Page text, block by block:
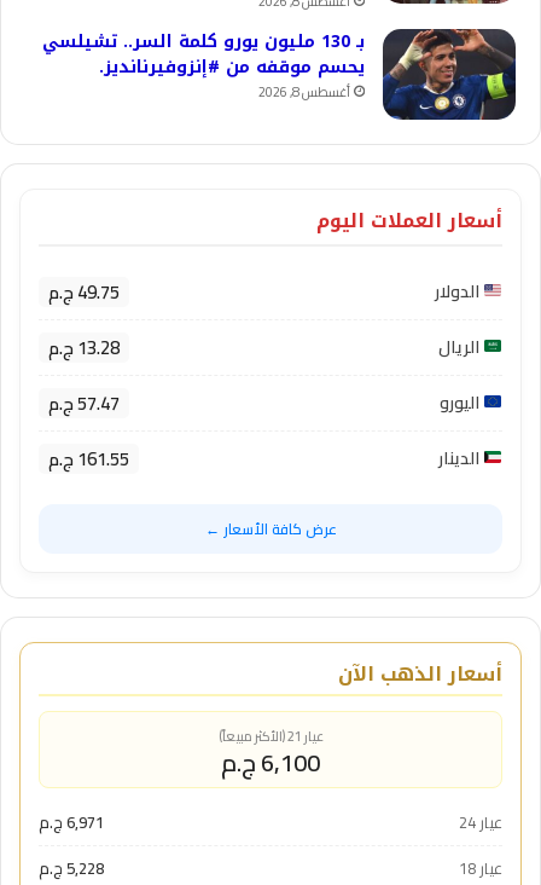
بـ 130 مليون يورو كلمة السر.. تشيلسي
يحسم موقفه من #إنزوفيرنانديز.
أغسطس 8, 2026
أسعار العملات اليوم
الدولار 49.75 ج.م
الريال 13.28 ج.م
اليورو 57.47 ج.م
الدينار 161.55 ج.م
عرض كافة الأسعار ←
أسعار الذهب الآن
عيار 21 (الأكثر مبيعاً)
6,100 ج.م
عيار 24
6,971 ج.م
عيار 18
5,228 ج.م